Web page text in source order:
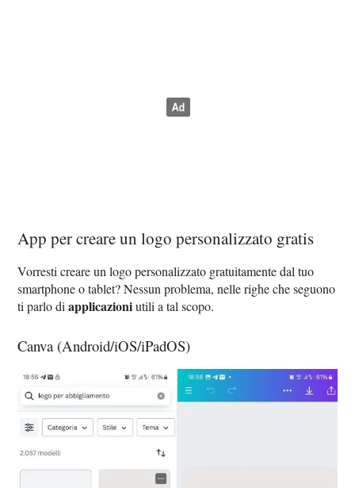
App per creare un logo personalizzato gratis
Vorresti creare un logo personalizzato gratuitamente dal tuo
smartphone o tablet? Nessun problema, nelle righe che seguono
ti parlo diapplicazioniutili a tal scopo.
Canva (Android/iOS/iPadOS)